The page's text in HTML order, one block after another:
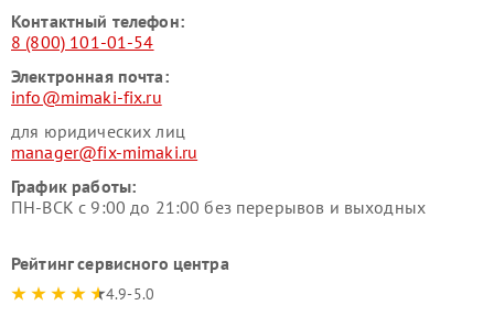
Контактный телефон:
8 (800) 101-01-54
Электронная почта:
info@mimaki-fix.ru
для юридических лиц
manager@fix-mimaki.ru
График работы:
ПН-ВСК с 9:00 до 21:00 без перерывов и выходных
Рейтинг сервисного центра
4.9-5.0